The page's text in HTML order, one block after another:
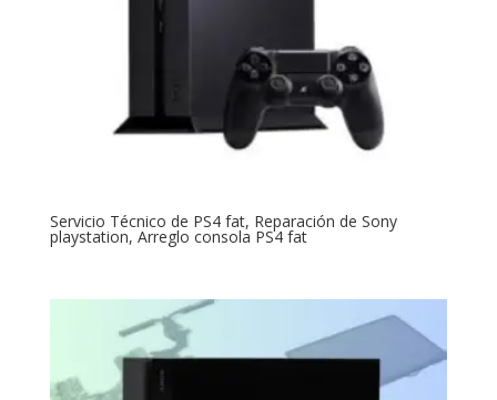
Servicio Técnico de PS4 fat, Reparación de Sony
playstation, Arreglo consola PS4 fat